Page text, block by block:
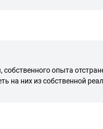
опыта
них из собственной